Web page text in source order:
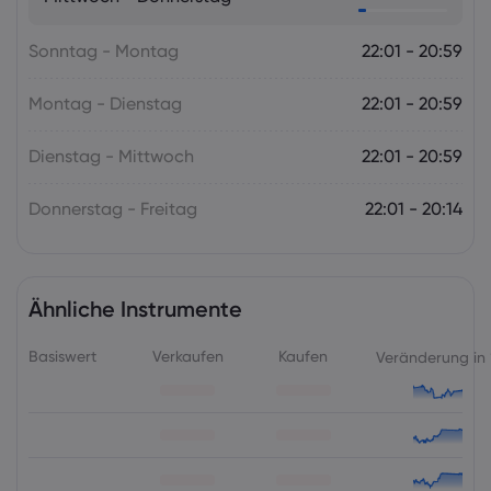
Forex
Sonntag - Montag 22:01 - 20:59
Montag - Dienstag 22:01 - 20:59
Dienstag - Mittwoch 22:01 - 20:59
Donnerstag - Freitag 22:01 - 20:14
Ähnliche Instrumente
Basiswert Verkaufen Kaufen Veränderung in